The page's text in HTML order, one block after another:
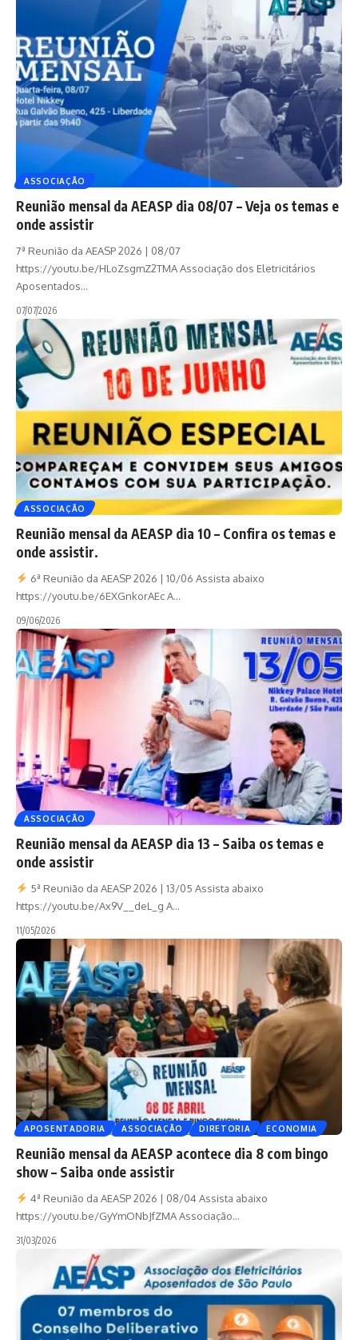
ASSOCIAÇÃO
Reunião mensal da AEASP dia 08/07 – Veja os temas e
onde assistir
7ª Reunião da AEASP 2026 | 08/07
https://youtu.be/HLoZsgmZ2TMA Associação dos Eletricitários
Aposentados…
07/07/2026
ASSOCIAÇÃO
Reunião mensal da AEASP dia 10 – Confira os temas e
onde assistir.
6ª Reunião da AEASP 2026 | 10/06 Assista abaixo
https://youtu.be/6EXGnkorAEc A…
09/06/2026
ASSOCIAÇÃO
Reunião mensal da AEASP dia 13 – Saiba os temas e
onde assistir
5ª Reunião da AEASP 2026 | 13/05 Assista abaixo
https://youtu.be/Ax9V__deL_g A…
11/05/2026
APOSENTADORIA ASSOCIAÇÃO DIRETORIA ECONOMIA
Reunião mensal da AEASP acontece dia 8 com bingo
show – Saiba onde assistir
4ª Reunião da AEASP 2026 | 08/04 Assista abaixo
https://youtu.be/GyYmONbJfZMA Associação…
31/03/2026